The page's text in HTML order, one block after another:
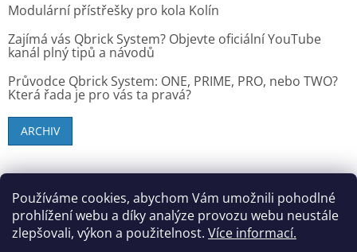
Používáme cookies, abychom Vám umožnili pohodlné
prohlížení webu a díky analýze provozu webu neustále
zlepšovali, výkon a použitelnost. Více informací.
Modulární přístřešky pro kola Kolín
Zajímá vás Qbrick System? Objevte oficiální YouTube
kanál plný tipů a návodů
Průvodce Qbrick System: ONE, PRIME, PRO, nebo TWO?
Která řada je pro vás ta pravá?
ARCHIV